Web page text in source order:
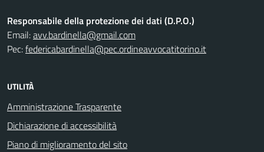
Responsabile della protezione dei dati (D.P.O.)
Email:avv.bardinella@gmail.com
Pec:federicabardinella@pec.ordineavvocatitorino.it
UTILITÀ
Amministrazione Trasparente
Dichiarazione di accessibilità
Piano di miglioramento del sito